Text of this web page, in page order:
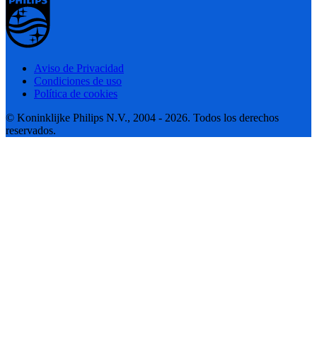
Aviso de Privacidad
Condiciones de uso
Política de cookies
© Koninklijke Philips N.V., 2004 - 2026. Todos los derechos
reservados.